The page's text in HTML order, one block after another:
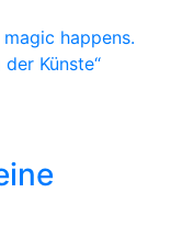
happens.
Künste“